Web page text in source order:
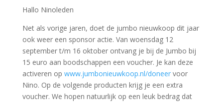
Hallo Ninoleden
Net als vorige jaren, doet de jumbo nieuwkoop dit jaar
ook weer een sponsor actie. Van woensdag 12
september t/m 16 oktober ontvang je bij de Jumbo bij
15 euro aan boodschappen een voucher. Je kan deze
activeren op www.jumbonieuwkoop.nl/doneervoor
Nino. Op de volgende producten krijg je een extra
voucher. We hopen natuurlijk op een leuk bedrag dat